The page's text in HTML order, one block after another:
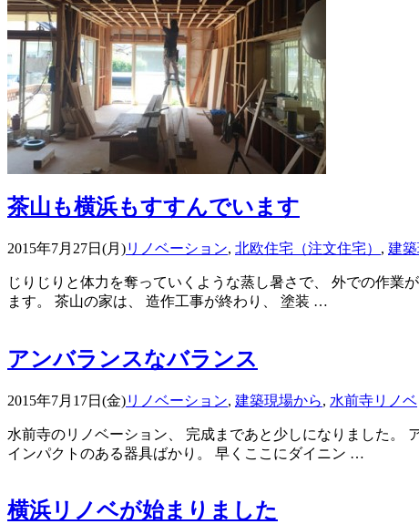
茶山も横浜もすすんでいます
2015年7月27日(月)リノベーション, 北欧住宅（注文住宅） , 建
じりじりと体力を奪っていくような蒸し暑さで、 外での作業
ます。 茶山の家は、 造作工事が終わり、 塗装 …
アンバランスなバランス
2015年7月17日(金)リノベーション, 建築現場から, 水前寺リノベ
水前寺のリノベーション、 完成まであと少しになりました。
インパクトのある器具ばかり。 早くここにダイニン …
横浜リノベが始まりました